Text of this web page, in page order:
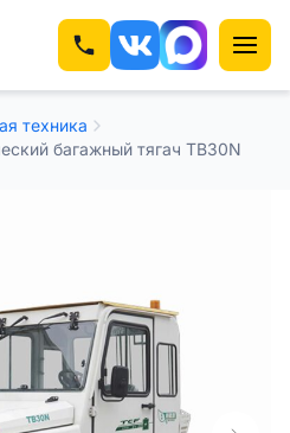
техника
багажный тягач TB30N